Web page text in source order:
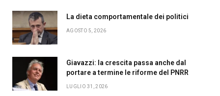
La dieta comportamentale dei politici
AGOSTO 5, 2026
Giavazzi: la crescita passa anche dal
portare a termine le riforme del PNRR
LUGLIO 31, 2026